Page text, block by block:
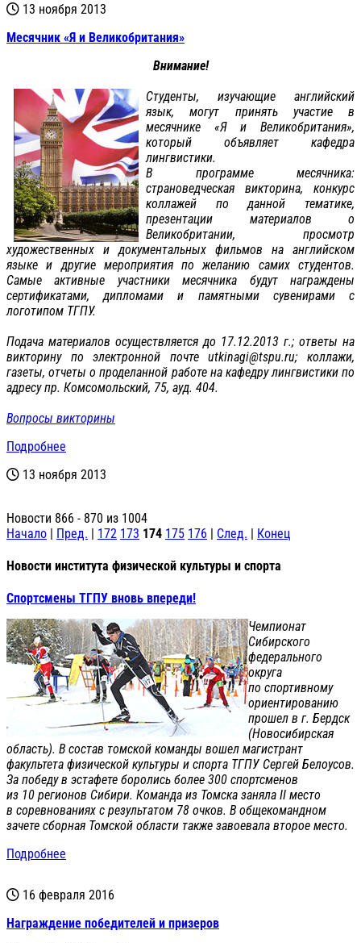
13 ноября 2013
Месячник «Я и Великобритания»
Внимание!
Студенты, изучающие английский
язык, могут принять участие в
месячнике «Я и Великобритания»,
который объявляет кафедра
лингвистики.
В программе месячника:
страноведческая викторина, конкурс
коллажей по данной тематике,
презентации материалов о
Великобритании, просмотр
художественных и документальных фильмов на английском
языке и другие мероприятия по желанию самих студентов.
Самые активные участники месячника будут награждены
сертификатами, дипломами и памятными сувенирами с
логотипом ТГПУ.
Подача материалов осуществляется до 17.12.2013 г.; ответы на
викторину по электронной почте utkinagi@tspu.ru; коллажи,
газеты, отчеты о проделанной работе на кафедру лингвистики по
адресу пр. Комсомольский, 75, ауд. 404.
Вопросы викторины
Подробнее
13 ноября 2013
Новости 866 - 870 из 1004
Начало | Пред. | 172 173 174 175 176 | След. | Конец
Новости института физической культуры и спорта
Спортсмены ТГПУ вновь впереди!
Чемпионат
Сибирского
федерального
округа
по спортивному
ориентированию
прошел в г. Бердск
(Новосибирская
область). В состав томской команды вошел магистрант
факультета физической культуры и спорта ТГПУ Сергей Белоусов.
За победу в эстафете боролись более 300 спортсменов
из 10 регионов Сибири. Команда из Томска заняла II место
в соревнованиях с результатом 78 очков. В общекомандном
зачете сборная Томской области также завоевала второе место.
Подробнее
16 февраля 2016
Награждение победителей и призеров